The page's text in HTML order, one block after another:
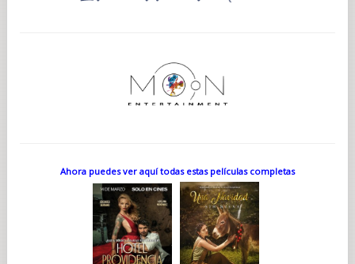
Ahora puedes ver aquí todas estas películas completas